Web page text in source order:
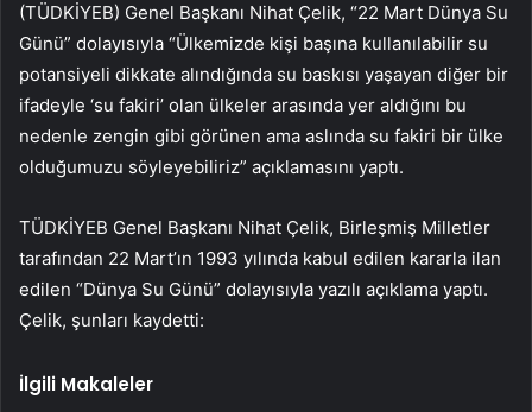
(TÜDKİYEB) Genel Başkanı Nihat Çelik, “22 Mart Dünya Su
Günü” dolayısıyla “Ülkemizde kişi başına kullanılabilir su
potansiyeli dikkate alındığında su baskısı yaşayan diğer bir
ifadeyle ‘su fakiri’ olan ülkeler arasında yer aldığını bu
nedenle zengin gibi görünen ama aslında su fakiri bir ülke
olduğumuzu söyleyebiliriz” açıklamasını yaptı.
TÜDKİYEB Genel Başkanı Nihat Çelik, Birleşmiş Milletler
tarafından 22 Mart’ın 1993 yılında kabul edilen kararla ilan
edilen “Dünya Su Günü” dolayısıyla yazılı açıklama yaptı.
Çelik, şunları kaydetti:
İlgili Makaleler